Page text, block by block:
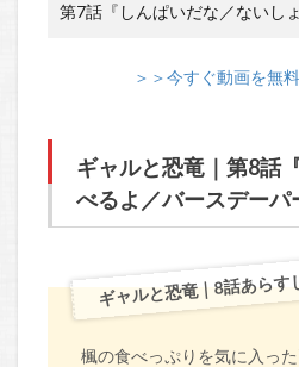
第7話『しんぱいだな／ないし
＞＞今すぐ動画を無
ギャルと恐竜｜第8話
べるよ／バースデーパ
ギャルと恐竜｜8話あらす
楓の食べっぷりを気に入っ